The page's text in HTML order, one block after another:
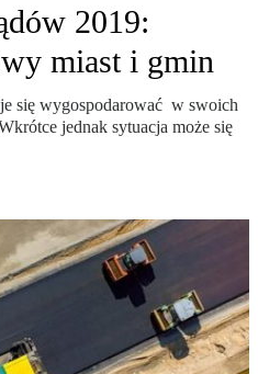
2019:
miast i gmin
się wygospodarować w swoich
jednak sytuacja może się